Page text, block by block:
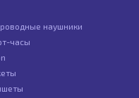
наушники
часы